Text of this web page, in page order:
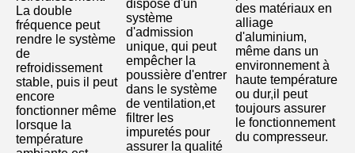
La double
fréquence peut
rendre le système
de
refroidissement
stable, puis il peut
encore
fonctionner même
lorsque la
température
dispose d'un
système
d'admission
unique, qui peut
empêcher la
poussière d'entrer
dans le système
de ventilation,et
filtrer les
impuretés pour
assurer la qualité
des matériaux en
alliage
d'aluminium,
même dans un
environnement à
haute température
ou dur,il peut
toujours assurer
le fonctionnement
du compresseur.